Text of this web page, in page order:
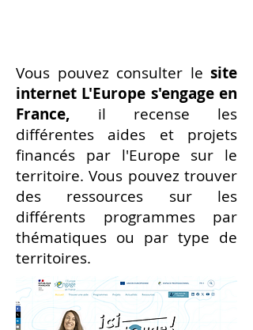
Vous pouvez consulter le site
internet L'Europe s'engage en
France, il recense les
différentes aides et projets
financés par l'Europe sur le
territoire. Vous pouvez trouver
des ressources sur les
différents programmes par
thématiques ou par type de
territoires.